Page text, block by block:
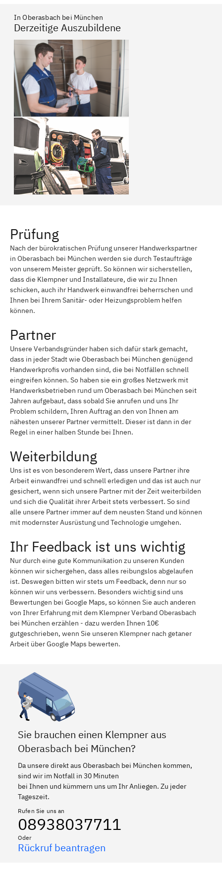
In Oberasbach bei München
Derzeitige Auszubildene
Prüfung
Nach der bürokratischen Prüfung unserer Handwerkspartner
in Oberasbach bei München werden sie durch Testaufträge
von unserem Meister geprüft. So können wir sicherstellen,
dass die Klempner und Installateure, die wir zu Ihnen
schicken, auch ihr Handwerk einwandfrei beherrschen und
Ihnen bei Ihrem Sanitär- oder Heizungsproblem helfen
können.
Partner
Unsere Verbandsgründer haben sich dafür stark gemacht,
dass in jeder Stadt wie Oberasbach bei München genügend
Handwerkprofis vorhanden sind, die bei Notfällen schnell
eingreifen können. So haben sie ein großes Netzwerk mit
Handwerksbetrieben rund um Oberasbach bei München seit
Jahren aufgebaut, dass sobald Sie anrufen und uns Ihr
Problem schildern, Ihren Auftrag an den von Ihnen am
nähesten unserer Partner vermittelt. Dieser ist dann in der
Regel in einer halben Stunde bei Ihnen.
Weiterbildung
Uns ist es von besonderem Wert, dass unsere Partner ihre
Arbeit einwandfrei und schnell erledigen und das ist auch nur
gesichert, wenn sich unsere Partner mit der Zeit weiterbilden
und sich die Qualität ihrer Arbeit stets verbessert. So sind
alle unsere Partner immer auf dem neusten Stand und können
mit modernster Ausrüstung und Technologie umgehen.
Ihr Feedback ist uns wichtig
Nur durch eine gute Kommunikation zu unseren Kunden
können wir sichergehen, dass alles reibungslos abgelaufen
ist. Deswegen bitten wir stets um Feedback, denn nur so
können wir uns verbessern. Besonders wichtig sind uns
Bewertungen bei Google Maps, so können Sie auch anderen
von Ihrer Erfahrung mit dem Klempner Verband Oberasbach
bei München erzählen - dazu werden Ihnen 10€
gutgeschrieben, wenn Sie unseren Klempner nach getaner
Arbeit über Google Maps bewerten.
Sie brauchen einen Klempner aus
Oberasbach bei München?
Da unsere direkt aus Oberasbach bei München kommen,
sind wir im Notfall in 30 Minuten
bei Ihnen und kümmern uns um Ihr Anliegen. Zu jeder
Tageszeit.
Rufen Sie uns an
08938037711
Oder
Rückruf beantragen